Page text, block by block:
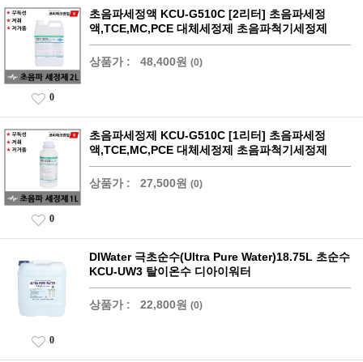
초음파세정액 KCU-G510C [2리터] 초음파세정
액,TCE,MC,PCE 대체세정제 초음파척기세정제
상품가 : 48,400원 (0)
0
초음파세정제 KCU-G510C [1리터] 초음파세정
액,TCE,MC,PCE 대체세정제 초음파척기세정제
상품가 : 27,500원 (0)
0
DIWater 극초순수(Ultra Pure Water)18.75L 초순수
KCU-UW3 탈이온수 디아이워터
상품가 : 22,800원 (0)
0